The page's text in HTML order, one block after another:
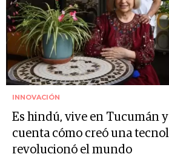
INNOVACIÓN
Es hindú, vive en Tucumán
cuenta cómo creó una
revolucionó el mundo